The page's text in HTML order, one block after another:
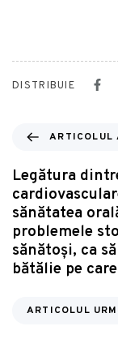
DISTRIBUIE
ARTICOLUL
Legătura
sănătatea
problemele
sănătoși, ca
bătălie pe
ARTICOLUL